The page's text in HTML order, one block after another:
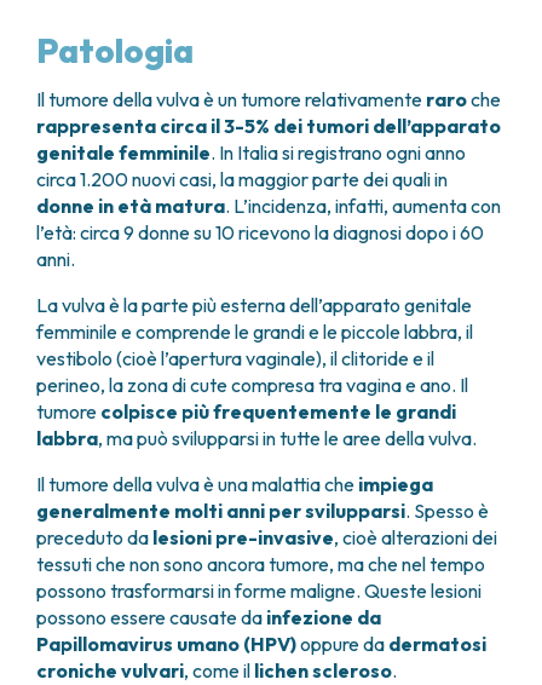
TUMORI TIROIDE E GHIANDOLE ENDOCRINE
APPARATO GENITALE-RIPRODUTTIVO
ENDOMETRIOSI
FIBROMI UTERINI
TUMORE CERVICE UTERINA
TUMORI ENDOMETRIO
TUMORI MAMMELLA
TUMORI OVAIO
TUMORI PROSTATA
TUMORI TESTICOLO
TUMORI VESCICA
TUMORI VULVA
TUMORI DI PELLE, SANGUE E TESSUTI
LEUCEMIE ACUTE
LINFOMI
MELANOMI
MESOTELIOMI
METASTASI DEL SISTEMA NERVOSO CENTRALE
MIELOMI
NEOPLASIE MIELODISPLASTICHE
NEOPLASIE MIELOPROLIFERATIVE CRONICHE
ANESTESIA E RIANIMAZIONE
BREAST UNIT
CENTRO PER I TUMORI DELL’OVAIO
CHIRURGIA ONCOLOGICA
CHIRURGIA PLASTICA RICOSTRUTTIVA
CHIRURGIA TORACICA ONCOLOGICA
CHIRURGIA DEI TUMORI DELLA PELLE
CHIRURGIA UROLOGICA
CHIRURGIA SENOLOGICA
GASTROENTEROLOGIA ED ENDOSCOPIA
DIGESTIVA
GINECOLOGIA ONCOLOGICA E TUMORI
EREDITARI
OTORINOLARINGOIATRIA
DIAGNOSTICA E SERVIZI
DIREZIONE ASSISTENZIALE E TECNICA
ANATOMIA PATOLOGICA
FARMACIA
FISICA SANITARIA
LABORATORIO ANALISI
MEDICINA NUCLEARE
RADIODIAGNOSTICA
OSPITALITÀ SOLIDALE
ASSISTENTE SOCIALE
CANDIOLO CARES
I VOLONTARI
DOCUMENTI UTILI
LISTE D’ATTESA
LABORATORI
GENOMICS CENTRE
PROGETTI INTERNAZIONALI
PROGETTI NAZIONALI
RICERCA ONCOLOGICA
SOSTIENI LA RICERCA
SOSTIENI LA RICERCA PRENOTA
Patologia
Il tumore della vulva è un tumore relativamente raroche
rappresenta circa il 3-5% dei tumori dell’apparato
genitale femminile. In Italia si registrano ogni anno
circa 1.200 nuovi casi, la maggior parte dei quali in
donne in età matura. L’incidenza, infatti, aumenta con
l’età: circa 9 donne su 10 ricevono la diagnosi dopo i 60
anni.
La vulva è la parte più esterna dell’apparato genitale
femminile e comprende le grandi e le piccole labbra, il
vestibolo (cioè l’apertura vaginale), il clitoride e il
perineo, la zona di cute compresa tra vagina e ano. Il
tumore colpisce più frequentemente le grandi
labbra, ma può svilupparsi in tutte le aree della vulva.
Il tumore della vulva è una malattia che impiega
generalmente molti anni per svilupparsi. Spesso è
preceduto da lesioni pre-invasive, cioè alterazioni dei
tessuti che non sono ancora tumore, ma che nel tempo
possono trasformarsi in forme maligne. Queste lesioni
possono essere causate da infezione da
Papillomavirus umano (HPV)oppure da dermatosi
croniche vulvari, come il lichen scleroso.